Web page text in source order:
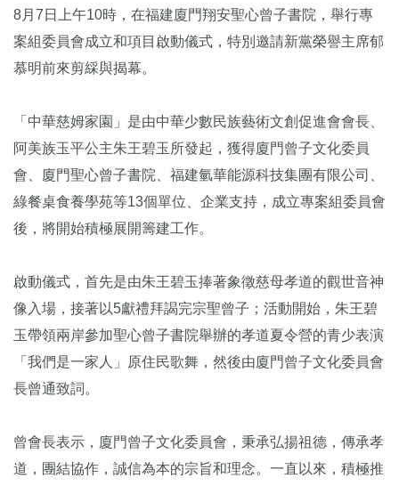
8月7日上午10時，在福建廈門翔安聖心曾子書院，舉行專
案組委員會成立和項目啟動儀式，特別邀請新黨榮譽主席郁
慕明前來剪綵與揭幕。
「中華慈姆家園」是由中華少數民族藝術文創促進會會長、
阿美族玉平公主朱王碧玉所發起，獲得廈門曾子文化委員
會、廈門聖心曾子書院、福建氫華能源科技集團有限公司、
綠餐桌食養學苑等13個單位、企業支持，成立專案組委員會
後，將開始積極展開籌建工作。
啟動儀式，首先是由朱王碧玉捧著象徵慈母孝道的觀世音神
像入場，接著以5獻禮拜謁完宗聖曾子；活動開始，朱王碧
玉帶領兩岸參加聖心曾子書院舉辦的孝道夏令營的青少表演
「我們是一家人」原住民歌舞，然後由廈門曾子文化委員會
長曾通致詞。
曾會長表示，廈門曾子文化委員會，秉承弘揚祖德，傳承孝
道，團結協作，誠信為本的宗旨和理念。一直以來，積極推